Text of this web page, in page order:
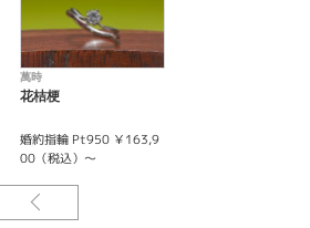
萬時
花桔梗
婚約指輪 Pt950 ￥163,9
00（税込）～